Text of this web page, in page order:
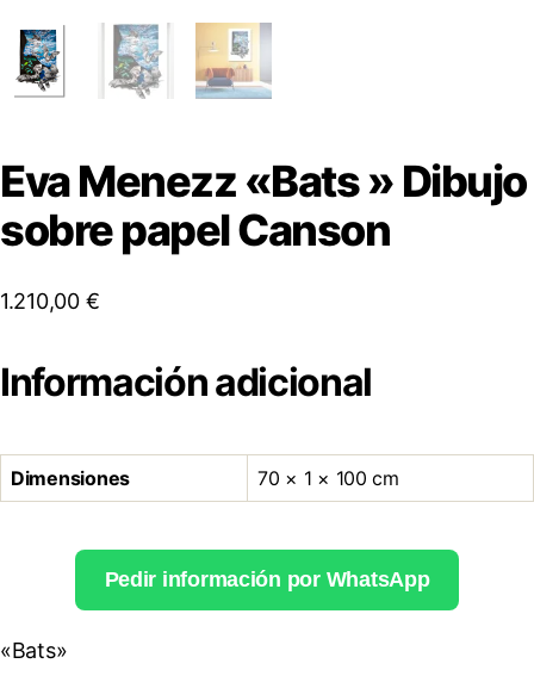
Eva Menezz «Bats » Dibujo
sobre papel Canson
1.210,00 €
Información adicional
Dimensiones 70 × 1 × 100 cm
Pedir información por WhatsApp
«Bats»